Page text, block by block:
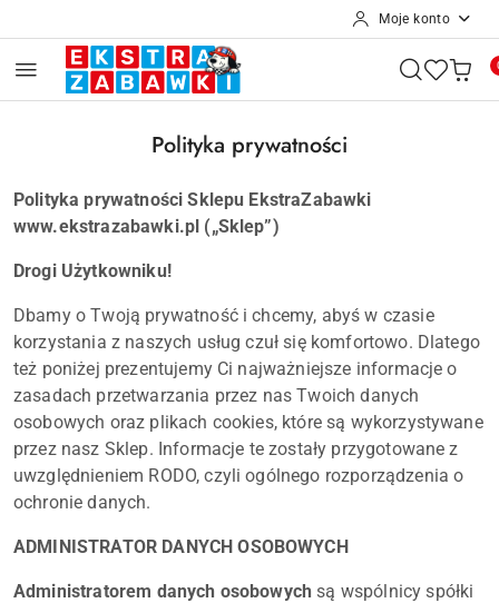
Moje konto
Polityka prywatności
Polityka prywatności Sklepu EkstraZabawki
www.ekstrazabawki.pl („Sklep”)
Drogi Użytkowniku!
Dbamy o Twoją prywatność i chcemy, abyś w czasie
korzystania z naszych usług czuł się komfortowo. Dlatego
też poniżej prezentujemy Ci najważniejsze informacje o
zasadach przetwarzania przez nas Twoich danych
osobowych oraz plikach cookies, które są wykorzystywane
przez nasz Sklep. Informacje te zostały przygotowane z
uwzględnieniem RODO, czyli ogólnego rozporządzenia o
ochronie danych.
ADMINISTRATOR DANYCH OSOBOWYCH
Administratorem danych osobowych są wspólnicy spółki